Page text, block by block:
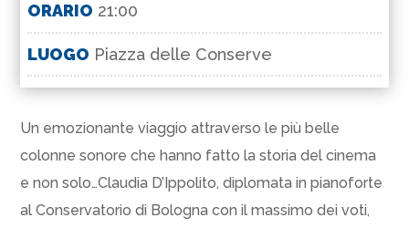
Un emozionante viaggio attraverso le più belle
colonne sonore che hanno fatto la storia del cinema
e non solo…Claudia D’Ippolito, diplomata in pianoforte
al Conservatorio di Bologna con il massimo dei voti,
ORARIO 21:00
LUOGO Piazza delle Conserve